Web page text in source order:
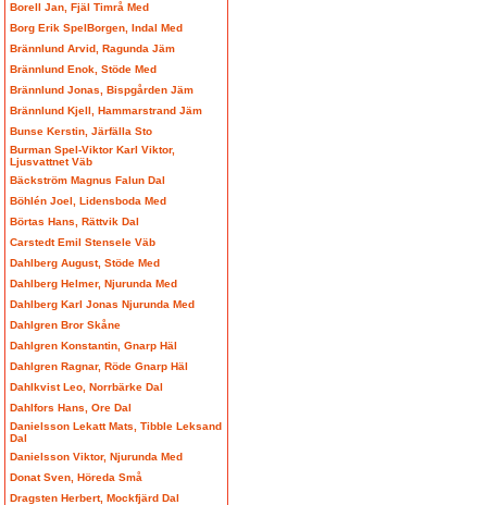
Borell Jan, Fjäl Timrå Med
Borg Erik SpelBorgen, Indal Med
Brännlund Arvid, Ragunda Jäm
Brännlund Enok, Stöde Med
Brännlund Jonas, Bispgården Jäm
Brännlund Kjell, Hammarstrand Jäm
Bunse Kerstin, Järfälla Sto
Burman Spel-Viktor Karl Viktor,
Ljusvattnet Väb
Bäckström Magnus Falun Dal
Böhlén Joel, Lidensboda Med
Börtas Hans, Rättvik Dal
Carstedt Emil Stensele Väb
Dahlberg August, Stöde Med
Dahlberg Helmer, Njurunda Med
Dahlberg Karl Jonas Njurunda Med
Dahlgren Bror Skåne
Dahlgren Konstantin, Gnarp Häl
Dahlgren Ragnar, Röde Gnarp Häl
Dahlkvist Leo, Norrbärke Dal
Dahlfors Hans, Ore Dal
Danielsson Lekatt Mats, Tibble Leksand
Dal
Danielsson Viktor, Njurunda Med
Donat Sven, Höreda Små
Dragsten Herbert, Mockfjärd Dal